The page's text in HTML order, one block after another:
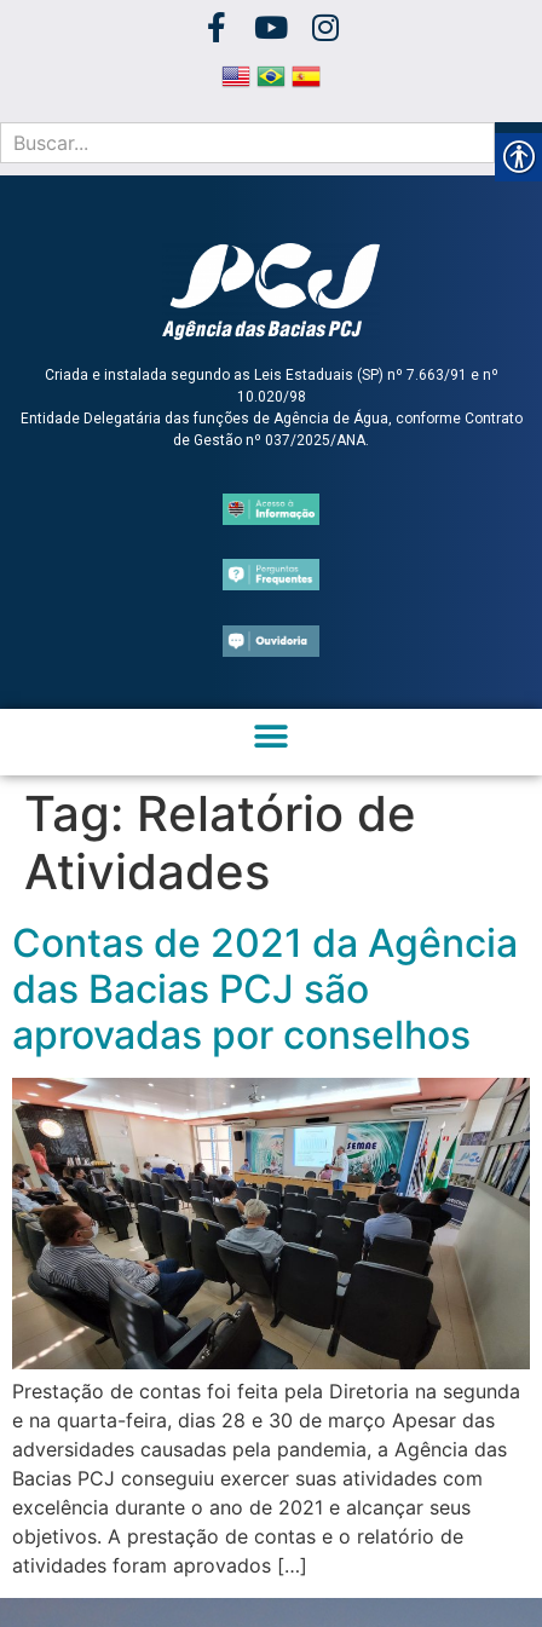
Criada e instalada segundo as Leis Estaduais (SP) nº 7.663/91 e nº
10.020/98
Entidade Delegatária das funções de Agência de Água, conforme Contrato
de Gestão nº 037/2025/ANA.
Tag: Relatório de
Atividades
Contas de 2021 da Agência
das Bacias PCJ são
aprovadas por conselhos
Prestação de contas foi feita pela Diretoria na segunda
e na quarta-feira, dias 28 e 30 de março Apesar das
adversidades causadas pela pandemia, a Agência das
Bacias PCJ conseguiu exercer suas atividades com
excelência durante o ano de 2021 e alcançar seus
objetivos. A prestação de contas e o relatório de
atividades foram aprovados […]